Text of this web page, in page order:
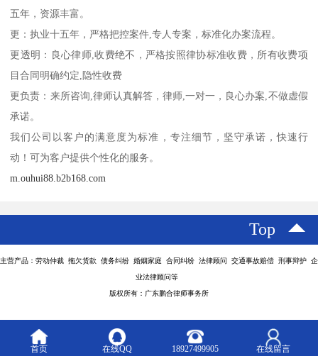
五年，资源丰富。
更：执业十五年，严格把控案件,专人专案，标准化办案流程。
更透明：良心律师,收费绝不，严格按照律协标准收费，所有收费项
目合同明确约定,隐性收费
更负责：来所咨询,律师认真解答，律师,一对一，良心办案,不做虚假
承诺。
我们公司以客户的满意度为标准，专注细节，坚守承诺，快速行
动！可为客户提供个性化的服务。
m.ouhui88.b2b168.com
Top
主营产品：劳动仲裁 拖欠货款 债务纠纷 婚姻家庭 合同纠纷 法律顾问 交通事故赔偿 刑事辩护 企
业法律顾问等
版权所有：广东鹏合律师事务所
首页 在线QQ 18927499905 在线留言